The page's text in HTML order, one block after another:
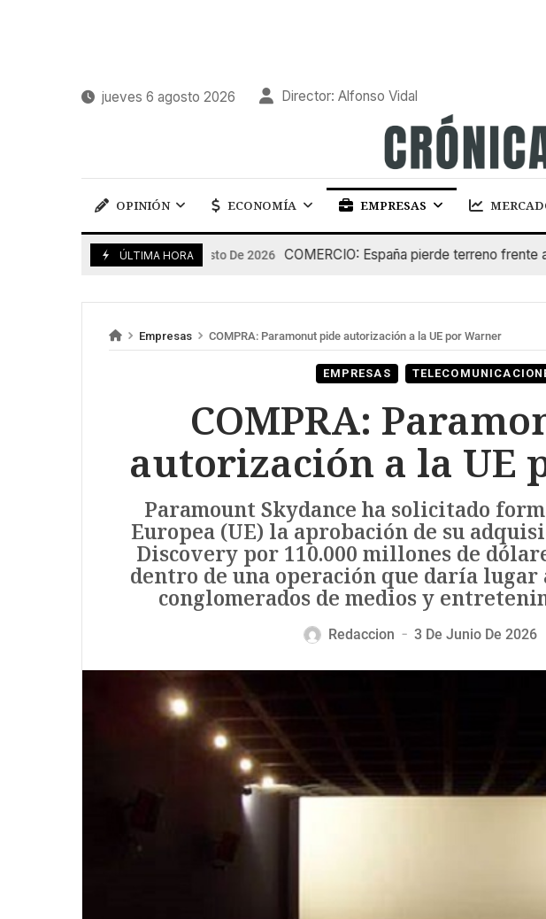
jueves 6 agosto 2026 Director: Alfonso Vidal
OPINIÓN ECONOMÍA EMPRESAS
ÚLTIMA HORA
5 De Agosto De 2026 COMERCIO: España pierde terreno frente a
Empresas COMPRA: Paramonut pide autorización a la UE por Warner
EMPRESAS
COMPRA:
autorización a la UE
Paramount Skydance ha solicitado
Europea (UE) la aprobación de su
Discovery por 110.000 millones de
dentro de una operación que daría lugar
conglomerados de medios y
Redaccion — 3 De Junio De 2026